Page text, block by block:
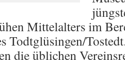
Mittelalters im
Todtglüsingen/
die üblichen